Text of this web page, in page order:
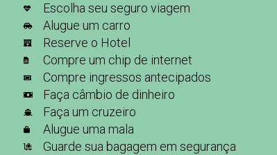
Escolha seu seguro viagem
Alugue um carro
Reserve o Hotel
Compre um chip de internet
Compre ingressos antecipados
Faça câmbio de dinheiro
Faça um cruzeiro
Alugue uma mala
Guarde sua bagagem em segurança